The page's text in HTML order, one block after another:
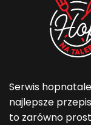
Serwis
najlepsze
to zarówno